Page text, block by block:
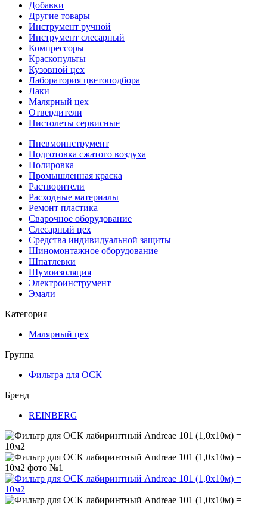
Добавки
Другие товары
Инструмент ручной
Инструмент слесарный
Компрессоры
Краскопульты
Кузовной цех
Лаборатория цветоподбора
Лаки
Малярный цех
Отвердители
Пистолеты сервисные
Пневмоинструмент
Подготовка сжатого воздуха
Полировка
Промышленная краска
Растворители
Расходные материалы
Ремонт пластика
Сварочное оборудование
Слесарный цех
Средства индивидуальной защиты
Шиномонтажное оборудование
Шпатлевки
Шумоизоляция
Электроинструмент
Эмали
Категория
Малярный цех
Группа
Фильтра для ОСК
Бренд
REINBERG